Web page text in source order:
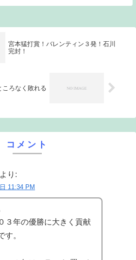
間を下さい。こういう時って切ないですよ
宮本猛打賞！バレンティン３発！石川
完封！
ころなく敗れる
コメント
より:
11:34 PM
３年の優勝に大きく貢献
す。